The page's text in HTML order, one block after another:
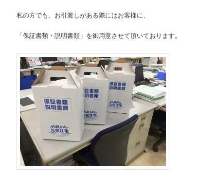
私の方でも、お引渡しがある際にはお客様に、
「保証書類・説明書類」を御用意させて頂いております。